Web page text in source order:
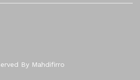
By Mahdifirro